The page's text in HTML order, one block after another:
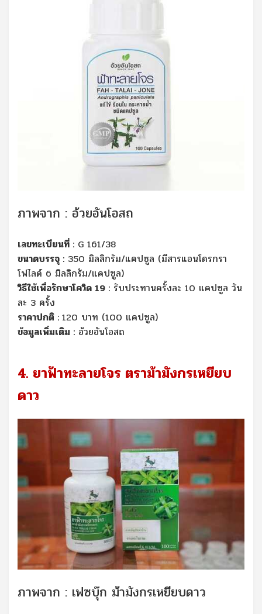
ภาพจาก : อ้วยอันโอสถ
เลขทะเบียนที่ : G 161/38
ขนาดบรรจุ : 350 มิลลิกรัม/แคปซูล (มีสารแอนโดรกรา
โฟไลด์ 6 มิลลิกรัม/แคปซูล)
วิธีใช้เพื่อรักษาโควิด 19 : รับประทานครั้งละ 10 แคปซูล วัน
ละ 3 ครั้ง
ราคาปกติ : 120 บาท (100 แคปซูล)
ข้อมูลเพิ่มเติม : อ้วยอันโอสถ
4. ยาฟ้าทะลายโจร ตราม้ามังกรเหยียบ
ดาว
ภาพจาก : เฟซบุ๊ก ม้ามังกรเหยียบดาว